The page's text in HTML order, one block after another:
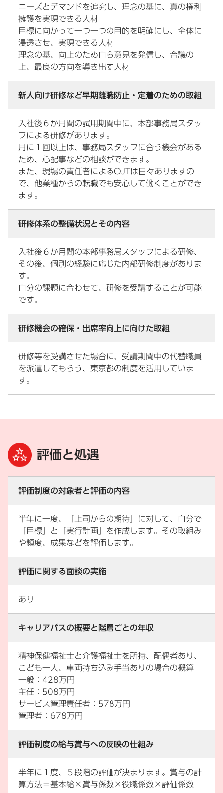
ニーズとデマンドを追究し、理念の基に、真の権利
擁護を実現できる人材
目標に向かって一つ一つの目的を明確にし、全体に
浸透させ、実現できる人材
理念の基、向上のため自ら意見を発信し、合議の
上、最良の方向を導き出す人材
新人向け研修など早期離職防止・定着のための取組
入社後６か月間の試用期間中に、本部事務局スタッ
フによる研修があります。
月に１回以上は、事務局スタッフに合う機会がある
ため、心配事などの相談ができます。
また、現場の責任者によるOJTは日々ありますの
で、他業種からの転職でも安心して働くことができ
ます。
研修体系の整備状況とその内容
入社後６か月間の本部事務局スタッフによる研修、
その後、個別の経験に応じた内部研修制度がありま
す。
自分の課題に合わせて、研修を受講することが可能
です。
研修機会の確保・出席率向上に向けた取組
研修等を受講させた場合に、受講期間中の代替職員
を派遣してもらう、東京都の制度を活用していま
す。
評価と処遇
評価制度の対象者と評価の内容
半年に一度、「上司からの期待」に対して、自分で
「目標」と「実行計画」を作成します。その取組み
や頻度、成果などを評価します。
評価に関する面談の実施
あり
キャリアパスの概要と階層ごとの年収
精神保健福祉士と介護福祉士を所持、配偶者あり、
こども一人、車両持ち込み手当ありの場合の概算
一般：428万円
主任：508万円
サービス管理責任者：578万円
管理者：678万円
評価制度の給与賞与への反映の仕組み
半年に１度、５段階の評価が決まります。賞与の計
算方法＝基本給×賞与係数×役職係数×評価係数